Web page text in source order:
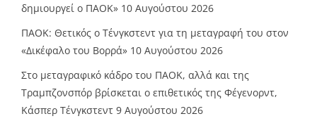
δημιουργεί ο ΠΑΟΚ» 10 Αυγούστου 2026
ΠΑΟΚ: Θετικός ο Τένγκστεντ για τη μεταγραφή του στον
«Δικέφαλο του Βορρά» 10 Αυγούστου 2026
Στο μεταγραφικό κάδρο του ΠΑΟΚ, αλλά και της
Τραμπζονσπόρ βρίσκεται ο επιθετικός της Φέγενορντ,
Κάσπερ Τένγκστεντ 9 Αυγούστου 2026